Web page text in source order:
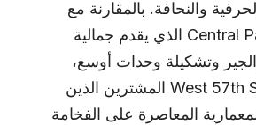
والنحافة. بالمقارنة مع
220 Central Park South الذي يقدم جمالية
وتشكيلة وحدات أوسع،
يجذب 111 West 57th Street المشترين الذين
المعاصرة على الفخامة